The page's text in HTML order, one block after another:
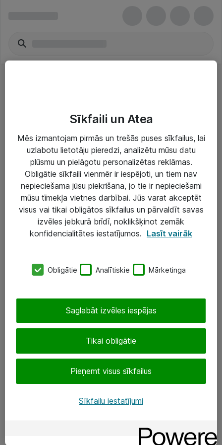
Risinājumi & Pakalpojumi
IT serviss un atbalsts
IT infrastruktūra
Darba vietu IT risinājumi
SIA „ATEA”
+(371) 67 81 90 50
eShop@atea.lv
Sekojiet mums
Sīkfaili un Atea
Mēs izmantojam pirmās un trešās puses sīkfailus, lai
uzlabotu lietotāju pieredzi, analizētu mūsu datu
plūsmu un pielāgotu personalizētas reklāmas.
Obligātie sīkfaili vienmēr ir iespējoti, un tiem nav
nepieciešama jūsu piekrišana, jo tie ir nepieciešami
mūsu tīmekļa vietnes darbībai. Jūs varat akceptēt
visus vai tikai obligātos sīkfailus un pārvaldīt savas
izvēles jebkurā brīdī, noklikšķinot zemāk
konfidencialitātes iestatījumos. Lasīt vairāk
Obligātie Analītiskie Mārketinga
Tikai obligātie
Pieņemt visus sīkfailus
Saglabāt izvēles iespējas
Sīkfailu iestatījumi